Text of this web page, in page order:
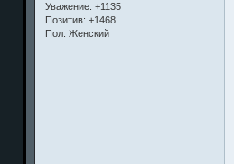
Уважение: +1135
Позитив: +1468
Пол: Женский